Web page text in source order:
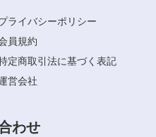
ライバシーポリシー
員規約
定商取引法に基づく表記
営会社
わせ